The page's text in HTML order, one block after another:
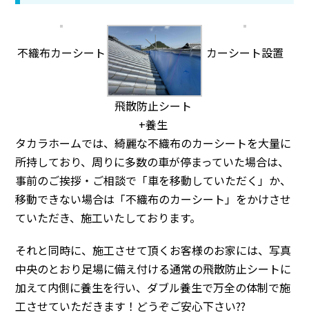
不織布カーシート
飛散防止シート
+養生
カーシート設置
タカラホームでは、綺麗な不織布のカーシートを大量に
所持しており、周りに多数の車が停まっていた場合は、
事前のご挨拶・ご相談で「車を移動していただく」か、
移動できない場合は「不織布のカーシート」をかけさせ
ていただき、施工いたしております。
それと同時に、施工させて頂くお客様のお家には、写真
中央のとおり足場に備え付ける通常の飛散防止シートに
加えて内側に養生を行い、ダブル養生で万全の体制で施
工させていただきます！どうぞご安心下さい??